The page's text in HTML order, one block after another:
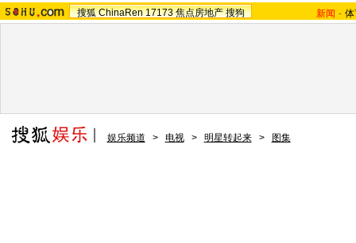
搜狐 ChinaRen 17173 焦点房地产 搜狗 新闻 -
娱乐频道 > 电视 > 明星转起来 > 图集